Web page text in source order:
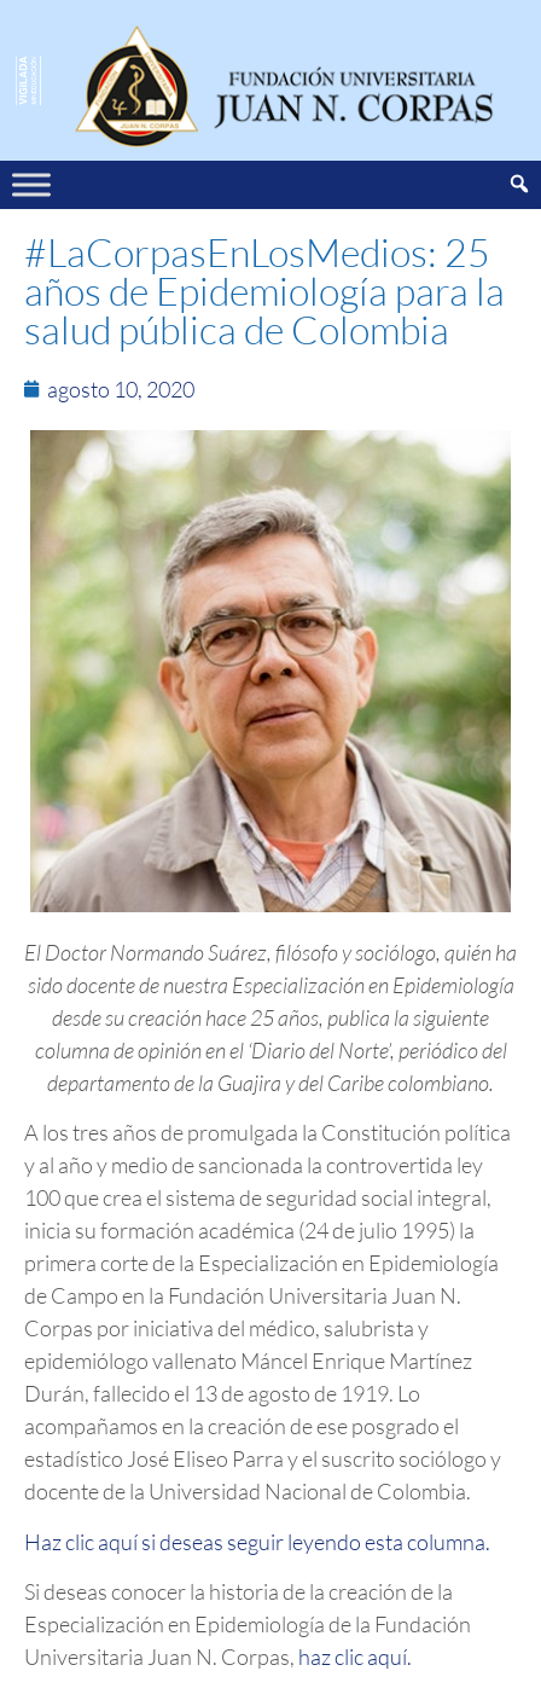
#LaCorpasEnLosMedios: 25
años de Epidemiología para la
salud pública de Colombia
agosto 10, 2020
El Doctor Normando Suárez, filósofo y sociólogo, quién ha
sido docente de nuestra Especialización en Epidemiología
desde su creación hace 25 años, publica la siguiente
columna de opinión en el ‘Diario del Norte’, periódico del
departamento de la Guajira y del Caribe colombiano.
A los tres años de promulgada la Constitución política
y al año y medio de sancionada la controvertida ley
100 que crea el sistema de seguridad social integral,
inicia su formación académica (24 de julio 1995) la
primera corte de la Especialización en Epidemiología
de Campo en la Fundación Universitaria Juan N.
Corpas por iniciativa del médico, salubrista y
epidemiólogo vallenato Máncel Enrique Martínez
Durán, fallecido el 13 de agosto de 1919. Lo
acompañamos en la creación de ese posgrado el
estadístico José Eliseo Parra y el suscrito sociólogo y
docente de la Universidad Nacional de Colombia.
Haz clic aquí si deseas seguir leyendo esta columna.
Si deseas conocer la historia de la creación de la
Especialización en Epidemiología de la Fundación
Universitaria Juan N. Corpas, haz clic aquí.